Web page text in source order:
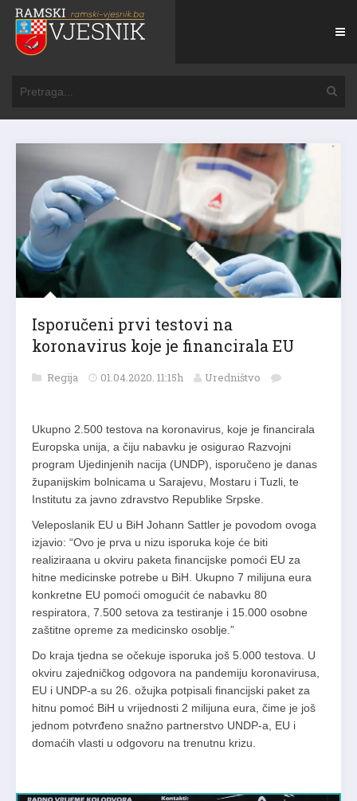
Isporučeni prvi testovi na
koronavirus koje je financirala EU
Regija 01.04.2020. 11:15h Uredništvo
Ukupno 2.500 testova na koronavirus, koje je financirala
Europska unija, a čiju nabavku je osigurao Razvojni
program Ujedinjenih nacija (UNDP), isporučeno je danas
županijskim bolnicama u Sarajevu, Mostaru i Tuzli, te
Institutu za javno zdravstvo Republike Srpske.
Veleposlanik EU u BiH Johann Sattler je povodom ovoga
izjavio: “Ovo je prva u nizu isporuka koje će biti
realiziraana u okviru paketa financijske pomoći EU za
hitne medicinske potrebe u BiH. Ukupno 7 milijuna eura
konkretne EU pomoći omogućit će nabavku 80
respiratora, 7.500 setova za testiranje i 15.000 osobne
zaštitne opreme za medicinsko osoblje.”
Do kraja tjedna se očekuje isporuka još 5.000 testova. U
okviru zajedničkog odgovora na pandemiju koronavirusa,
EU i UNDP-a su 26. ožujka potpisali financijski paket za
hitnu pomoć BiH u vrijednosti 2 milijuna eura, čime je još
jednom potvrđeno snažno partnerstvo UNDP-a, EU i
domaćih vlasti u odgovoru na trenutnu krizu.